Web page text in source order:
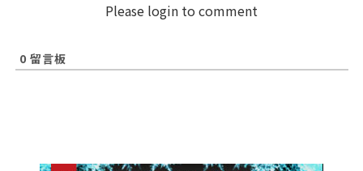
Please login to comment
0 留言板